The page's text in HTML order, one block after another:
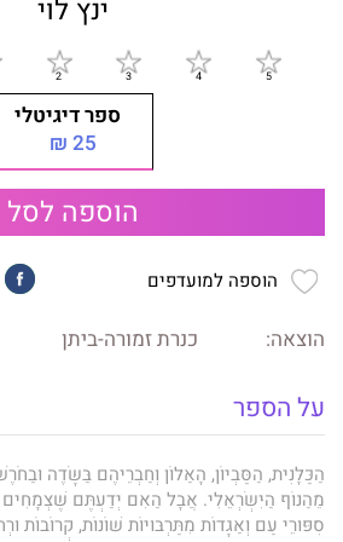
ינץ לוי
ספר דיגיטלי
25 ₪
הוספה לסל
הוספה למועדפים
הוצאה: כנרת זמורה-ביתן
על הספר
הַכַּלָּנִית, הַסַּבְיוֹן, הָאַלּוֹן וְחַבְרֵיהֶם בַּשָּׂדֶה
מֵהַנּוֹף הַיִּשְׂרְאֵלִי. אֲבָל הַאִם יְדַעְתֶּם
סִפּוּרֵי עַם וְאַגָּדוֹת מִתַּרְבּוּיוֹת שׁוֹנוֹת, קְרוֹבוֹת